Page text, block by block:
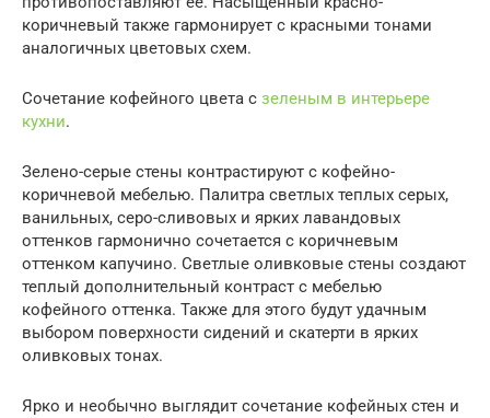
коричневый также гармонирует с красными тонами
аналогичных цветовых схем.
Сочетание кофейного цвета с зеленым в интерьере
кухни.
Зелено-серые стены контрастируют с кофейно-
коричневой мебелью. Палитра светлых теплых серых,
ванильных, серо-сливовых и ярких лавандовых
оттенков гармонично сочетается с коричневым
оттенком капучино. Светлые оливковые стены создают
теплый дополнительный контраст с мебелью
кофейного оттенка. Также для этого будут удачным
выбором поверхности сидений и скатерти в ярких
оливковых тонах.
Ярко и необычно выглядит сочетание кофейных стен и